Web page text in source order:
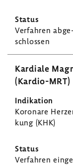
Verfahren
schlossen
Kardiale
(Kardio-​MRT)
Koro­nare
kung (KHK)
Verfahren